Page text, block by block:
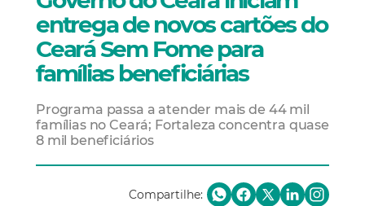
entrega de novos cartões do
Ceará Sem Fome para
famílias beneficiárias
Programa passa a atender mais de 44 mil
famílias no Ceará; Fortaleza concentra quase
8 mil beneficiários
Compartilhe: